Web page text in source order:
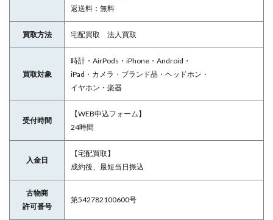
返送料：無料
買取方法 宅配買取 法人買取
買取対象
時計・AirPods・iPhone・Android・
iPad・カメラ・ブランド品・ヘッドホン・
イヤホン・楽器
受付時間
【WEB申込フォーム】
24時間
入金日
【宅配買取】
成約後、最短当日振込
古物商
許可番号
第542782100600号